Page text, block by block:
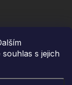
s jejich